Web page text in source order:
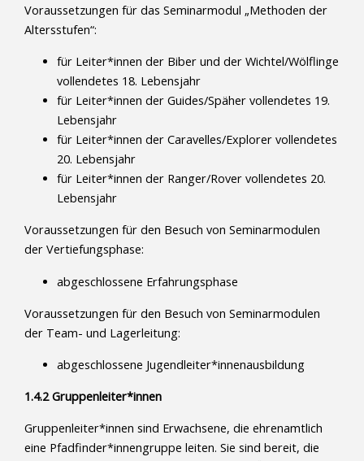
Voraussetzungen für das Seminarmodul „Methoden der
Altersstufen“:
für Leiter*innen der Biber und der Wichtel/Wölflinge
vollendetes 18. Lebensjahr
für Leiter*innen der Guides/Späher vollendetes 19.
Lebensjahr
für Leiter*innen der Caravelles/Explorer vollendetes
20. Lebensjahr
für Leiter*innen der Ranger/Rover vollendetes 20.
Lebensjahr
Voraussetzungen für den Besuch von Seminarmodulen
der Vertiefungsphase:
abgeschlossene Erfahrungsphase
Voraussetzungen für den Besuch von Seminarmodulen
der Team- und Lagerleitung:
abgeschlossene Jugendleiter*innenausbildung
1.4.2 Gruppenleiter*innen
Gruppenleiter*innen sind Erwachsene, die ehrenamtlich
eine Pfadfinder*innengruppe leiten. Sie sind bereit, die